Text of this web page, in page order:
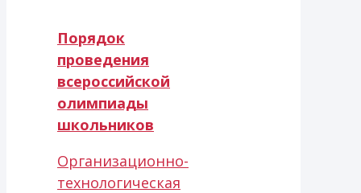
Порядок
проведения
всероссийской
олимпиады
школьников
Организационно-
технологическая